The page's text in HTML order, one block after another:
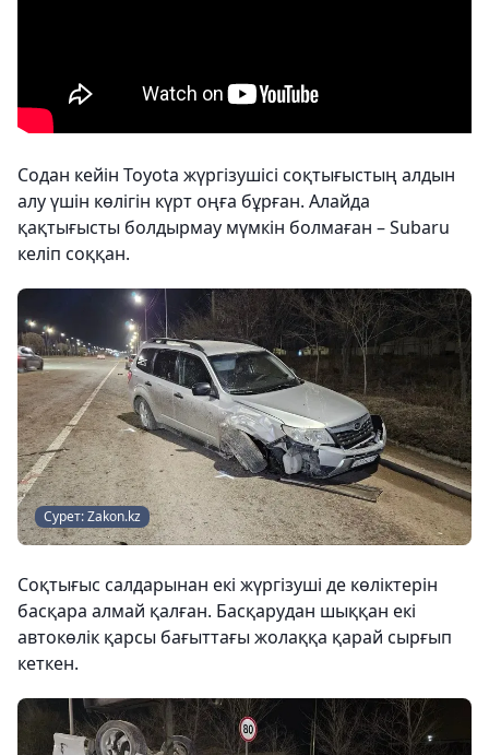
Содан кейін Toyota жүргізушісі соқтығыстың алдын
алу үшін көлігін күрт оңға бұрған. Алайда
қақтығысты болдырмау мүмкін болмаған – Subaru
келіп соққан.
Сурет: Zakon.kz
Соқтығыс салдарынан екі жүргізуші де көліктерін
басқара алмай қалған. Басқарудан шыққан екі
автокөлік қарсы бағыттағы жолаққа қарай сырғып
кеткен.